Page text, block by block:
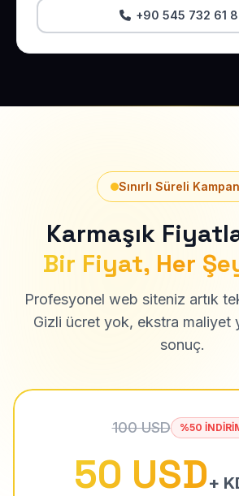
+90 545 732 61
Sınırlı Süreli
Karmaşık
Bir Fiyat, Her
Profesyonel web siteniz artık
Gizli ücret yok, ekstra
sonuç.
100 USD %50
50 USD+